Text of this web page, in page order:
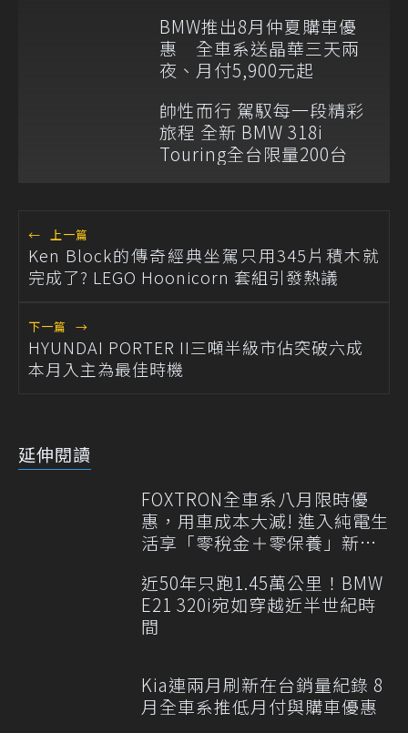
BMW推出8月仲夏購車優
惠 全車系送晶華三天兩
夜、月付5,900元起
帥性而行 駕馭每一段精彩
旅程 全新 BMW 318i
Touring全台限量200台
← 上一篇
Ken Block的傳奇經典坐駕只用345片積木就
完成了? LEGO Hoonicorn 套組引發熱議
下一篇 →
HYUNDAI PORTER II三噸半級市佔突破六成
本月入主為最佳時機
延伸閱讀
FOXTRON全車系八月限時優
惠，用車成本大減! 進入純電生
活享「零稅金＋零保養」新時
近50年只跑1.45萬公里！BMW
E21 320i宛如穿越近半世紀時
間
Kia連兩月刷新在台銷量紀錄 8
月全車系推低月付與購車優惠